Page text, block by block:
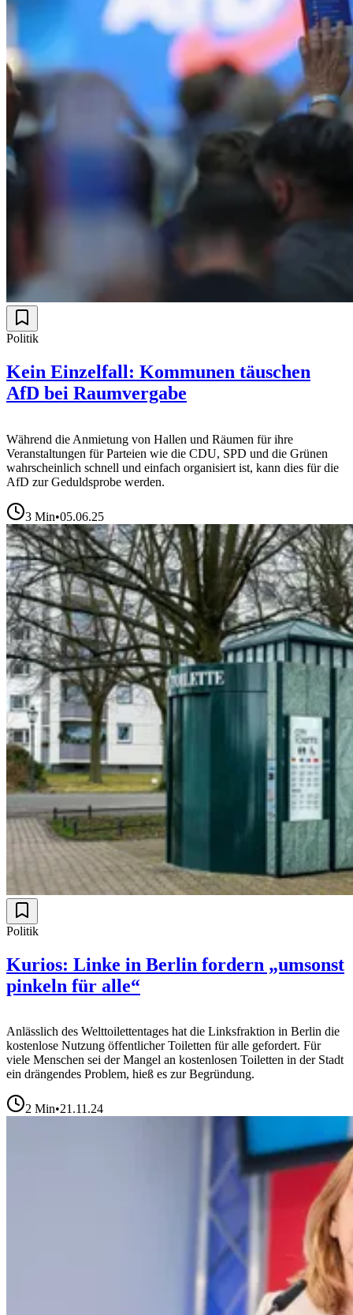
Politik
Kein Einzelfall: Kommunen täuschen
AfD bei Raumvergabe
Während die Anmietung von Hallen und Räumen für ihre
Veranstaltungen für Parteien wie die CDU, SPD und die Grünen
wahrscheinlich schnell und einfach organisiert ist, kann dies für die
AfD zur Geduldsprobe werden.
3 Min•05.06.25
Politik
Kurios: Linke in Berlin fordern „umsonst
pinkeln für alle“
Anlässlich des Welttoilettentages hat die Linksfraktion in Berlin die
kostenlose Nutzung öffentlicher Toiletten für alle gefordert. Für
viele Menschen sei der Mangel an kostenlosen Toiletten in der Stadt
ein drängendes Problem, hieß es zur Begründung.
2 Min•21.11.24